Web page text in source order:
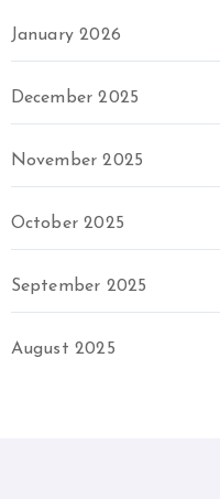
January 2026
December 2025
November 2025
October 2025
September 2025
August 2025